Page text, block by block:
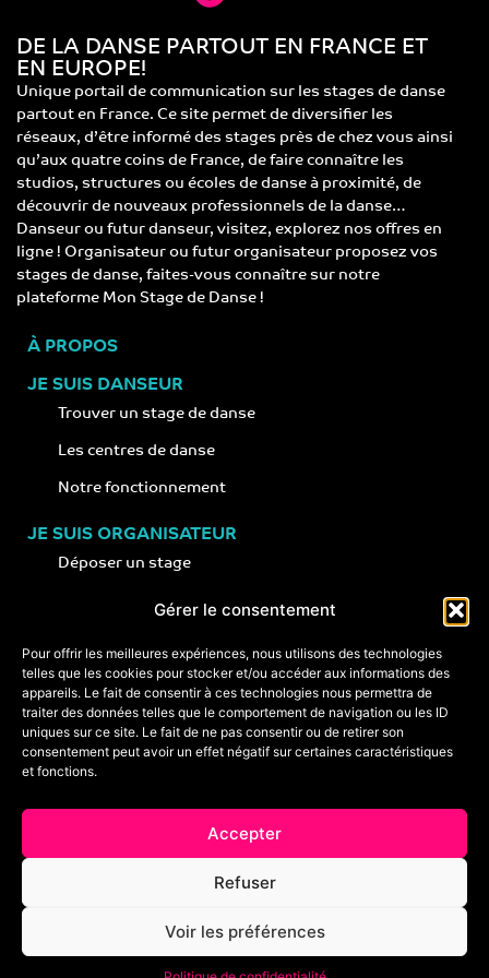
Gérer le consentement
Pour offrir les meilleures expériences, nous utilisons des technologies
telles que les cookies pour stocker et/ou accéder aux informations des
appareils. Le fait de consentir à ces technologies nous permettra de
traiter des données telles que le comportement de navigation ou les ID
uniques sur ce site. Le fait de ne pas consentir ou de retirer son
consentement peut avoir un effet négatif sur certaines caractéristiques
et fonctions.
Accepter
Refuser
Voir les préférences
DE LA DANSE PARTOUT EN FRANCE ET
EN EUROPE!
Unique portail de communication sur les stages de danse
partout en France. Ce site permet de diversifier les
réseaux, d’être informé des stages près de chez vous ainsi
qu’aux quatre coins de France, de faire connaître les
studios, structures ou écoles de danse à proximité, de
découvrir de nouveaux professionnels de la danse…
Danseur ou futur danseur, visitez, explorez nos offres en
ligne ! Organisateur ou futur organisateur proposez vos
stages de danse, faites-vous connaître sur notre
plateforme Mon Stage de Danse !
À PROPOS
JE SUIS DANSEUR
Trouver un stage de danse
Les centres de danse
Notre fonctionnement
JE SUIS ORGANISATEUR
Déposer un stage
Notre concept
CONTACT
+33 (0)6 74 89 64 59
monstagededanse@gmail.com
Crédits & mentions légales
Politique de cookies